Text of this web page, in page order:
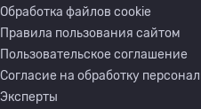
Обработка файлов cookie
Правила пользования сайтом
Пользовательское соглашение
Согласие на обработку
Эксперты